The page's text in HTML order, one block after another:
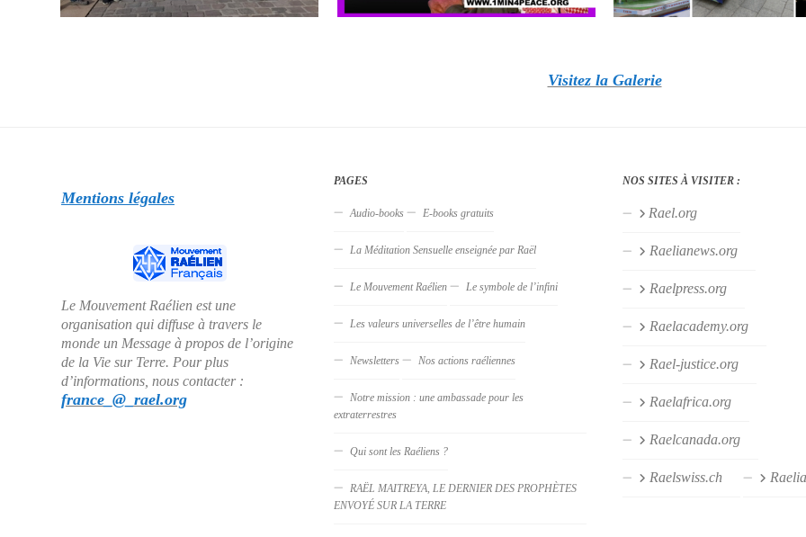
Visitez la Galerie
Mentions légales
Le Mouvement Raélien est une
organisation qui diffuse à travers le
monde un Message à propos de l’origine
de la Vie sur Terre. Pour plus
d’informations, nous contacter :
france_@_rael.org
PAGES
Audio-books E-books gratuits
La Méditation Sensuelle enseignée par Raël
Le Mouvement Raélien Le symbole de l’infini
Les valeurs universelles de l’être humain
Newsletters Nos actions raéliennes
Notre mission : une ambassade pour les
extraterrestres
Qui sont les Raéliens ?
RAËL MAITREYA, LE DERNIER DES PROPHÈTES
ENVOYÉ SUR LA TERRE
NOS SITES À VISITER :
Rael.org
Raelianews.org
Raelpress.org
Raelacademy.org
Rael-justice.org
Raelafrica.org
Raelcanada.org
Raelswiss.ch